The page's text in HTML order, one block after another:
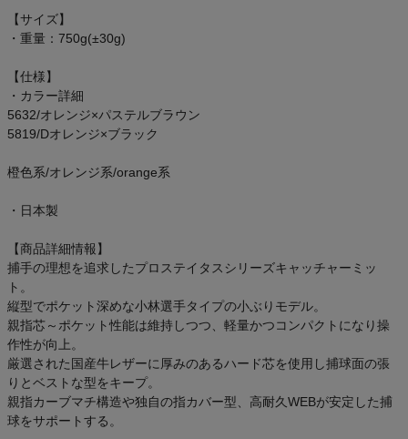
お気に入り
クーポン一覧
アウトレットセール
スタッフコーディネート
スタッフブログ
【サイズ】
・重量：750g(±30g)
【仕様】
・カラー詳細
5632/オレンジ×パステルブラウン
5819/Dオレンジ×ブラック
橙色系/オレンジ系/orange系
・日本製
【商品詳細情報】
捕手の理想を追求したプロステイタスシリーズキャッチャーミッ
ト。
縦型でポケット深めな小林選手タイプの小ぶりモデル。
親指芯～ポケット性能は維持しつつ、軽量かつコンパクトになり操
作性が向上。
厳選された国産牛レザーに厚みのあるハード芯を使用し捕球面の張
りとベストな型をキープ。
親指カーブマチ構造や独自の指カバー型、高耐久WEBが安定した捕
球をサポートする。